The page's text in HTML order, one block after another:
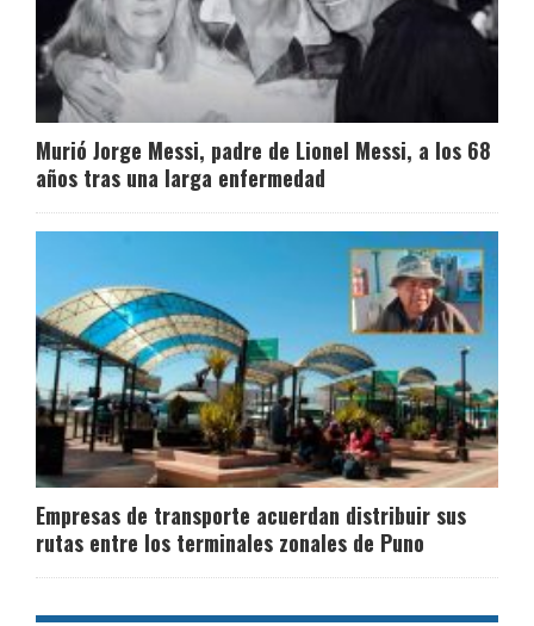
Murió Jorge Messi, padre de Lionel Messi, a los 68
años tras una larga enfermedad
Empresas de transporte acuerdan distribuir sus
rutas entre los terminales zonales de Puno